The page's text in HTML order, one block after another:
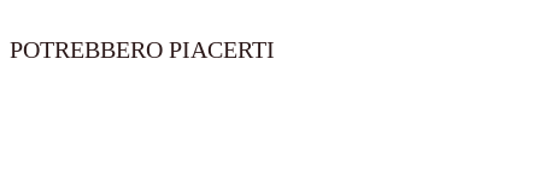
POTREBBERO PIACERTI